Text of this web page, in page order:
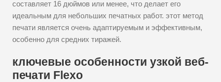
составляет 16 дюймов или менее, что делает его
идеальным для небольших печатных работ. этот метод
печати является очень адаптируемым и эффективным,
особенно для средних тиражей.
ключевые особенности узкой веб-
печати Flexo